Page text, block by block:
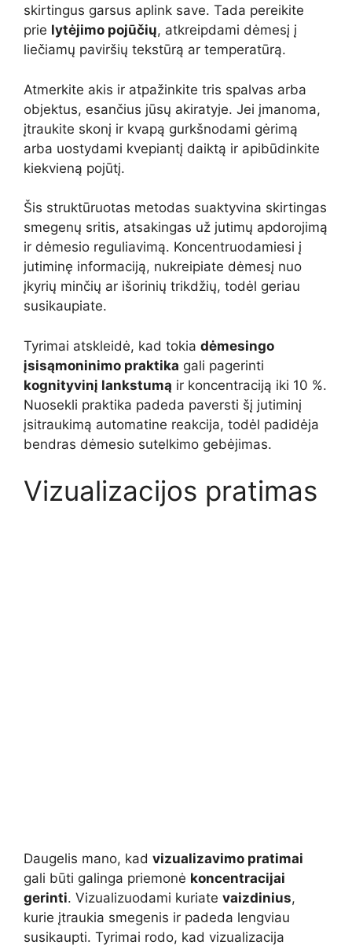
skirtingus garsus aplink save. Tada pereikite
prie lytėjimo pojūčių, atkreipdami dėmesį į
liečiamų paviršių tekstūrą ar temperatūrą.
Atmerkite akis ir atpažinkite tris spalvas arba
objektus, esančius jūsų akiratyje. Jei įmanoma,
įtraukite skonį ir kvapą gurkšnodami gėrimą
arba uostydami kvepiantį daiktą ir apibūdinkite
kiekvieną pojūtį.
Šis struktūruotas metodas suaktyvina skirtingas
smegenų sritis, atsakingas už jutimų apdorojimą
ir dėmesio reguliavimą. Koncentruodamiesi į
jutiminę informaciją, nukreipiate dėmesį nuo
įkyrių minčių ar išorinių trikdžių, todėl geriau
susikaupiate.
Tyrimai atskleidė, kad tokia dėmesingo
įsisąmoninimo praktika gali pagerinti
kognityvinį lankstumą ir koncentraciją iki 10 %.
Nuosekli praktika padeda paversti šį jutiminį
įsitraukimą automatine reakcija, todėl padidėja
bendras dėmesio sutelkimo gebėjimas.
Vizualizacijos pratimas
Daugelis mano, kad vizualizavimo pratimai
gali būti galinga priemonė koncentracijai
gerinti. Vizualizuodami kuriate vaizdinius,
kurie įtraukia smegenis ir padeda lengviau
susikaupti. Tyrimai rodo, kad vizualizacija